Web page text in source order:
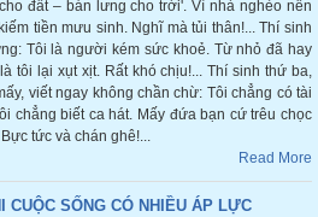
đất – bán lưng cho trời'. Vì nhà nghèo nên
tiền mưu sinh. Nghĩ mà tủi thân!... Thí sinh
Tôi là người kém sức khoẻ. Từ nhỏ đã hay
tôi lại xụt xịt. Rất khó chịu!... Thí sinh thứ ba,
viết ngay không chần chừ: Tôi chẳng có tài
chẳng biết ca hát. Mấy đứa bạn cứ trêu chọc
tức và chán ghê!...
Read More
CUỘC SỐNG CÓ NHIỀU ÁP LỰC